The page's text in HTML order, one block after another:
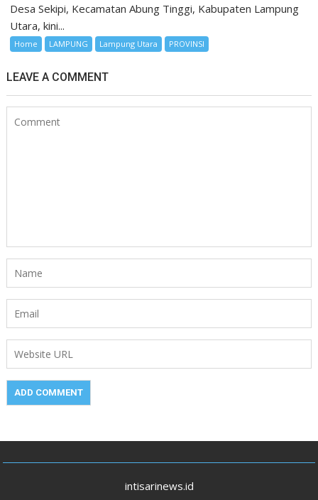
Desa Sekipi, Kecamatan Abung Tinggi, Kabupaten Lampung
Utara, kini...
Home LAMPUNG Lampung Utara PROVINSI
LEAVE A COMMENT
intisarinews.id